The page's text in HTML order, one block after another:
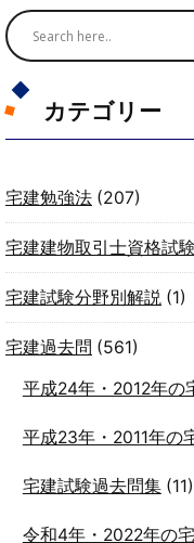
カテゴリー
宅建勉強法 (207)
宅建建物取引士資格試
宅建試験分野別解説 (1)
宅建過去問 (561)
平成24年・2012年の
平成23年・2011年の
宅建試験過去問集(11)
令和4年・2022年の